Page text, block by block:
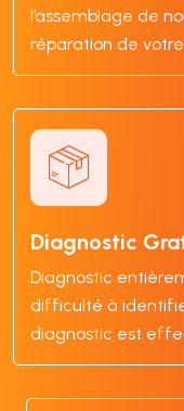
l’assemblage de
réparation de
Diagnostic
Diagnostic
difficulté à
diagnostic est